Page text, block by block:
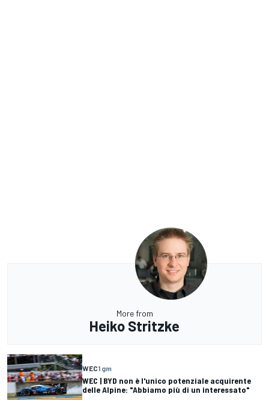
More from
Heiko Stritzke
WEC1 gm
WEC | BYD non è l'unico potenziale acquirente
delle Alpine: "Abbiamo più di un interessato"